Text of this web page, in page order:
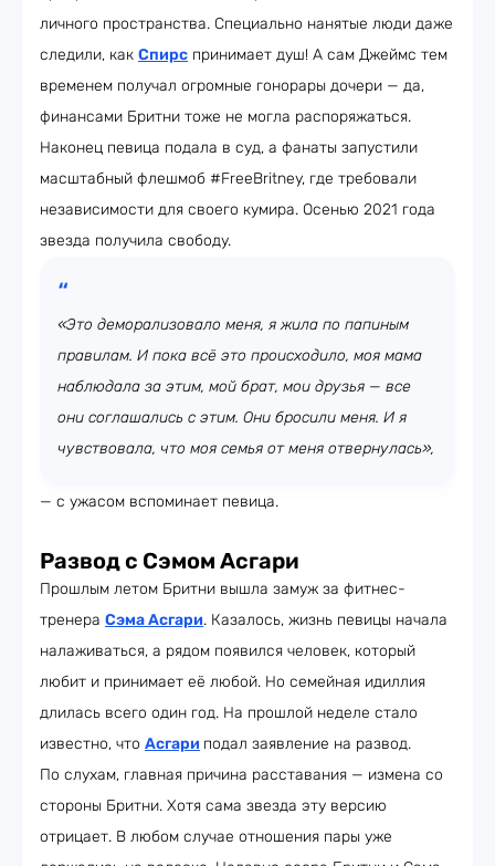
личного пространства. Специально нанятые люди даже
следили, как Спирс принимает душ! А сам Джеймс тем
временем получал огромные гонорары дочери — да,
финансами Бритни тоже не могла распоряжаться.
Наконец певица подала в суд, а фанаты запустили
масштабный флешмоб #FreeBritney, где требовали
независимости для своего кумира. Осенью 2021 года
звезда получила свободу.
«Это деморализовало меня, я жила по папиным
правилам. И пока всё это происходило, моя мама
наблюдала за этим, мой брат, мои друзья — все
они соглашались с этим. Они бросили меня. И я
чувствовала, что моя семья от меня отвернулась»,
— с ужасом вспоминает певица.
Развод с Сэмом Асгари
Прошлым летом Бритни вышла замуж за фитнес-
тренера Сэма Асгари. Казалось, жизнь певицы начала
налаживаться, а рядом появился человек, который
любит и принимает её любой. Но семейная идиллия
длилась всего один год. На прошлой неделе стало
известно, что Асгари подал заявление на развод.
По слухам, главная причина расставания — измена со
стороны Бритни. Хотя сама звезда эту версию
отрицает. В любом случае отношения пары уже